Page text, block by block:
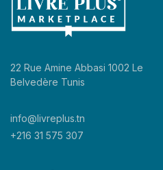
22 Rue Amine Abbasi 1002 Le
Belvedère Tunis
info@livreplus.tn
+216 31 575 307